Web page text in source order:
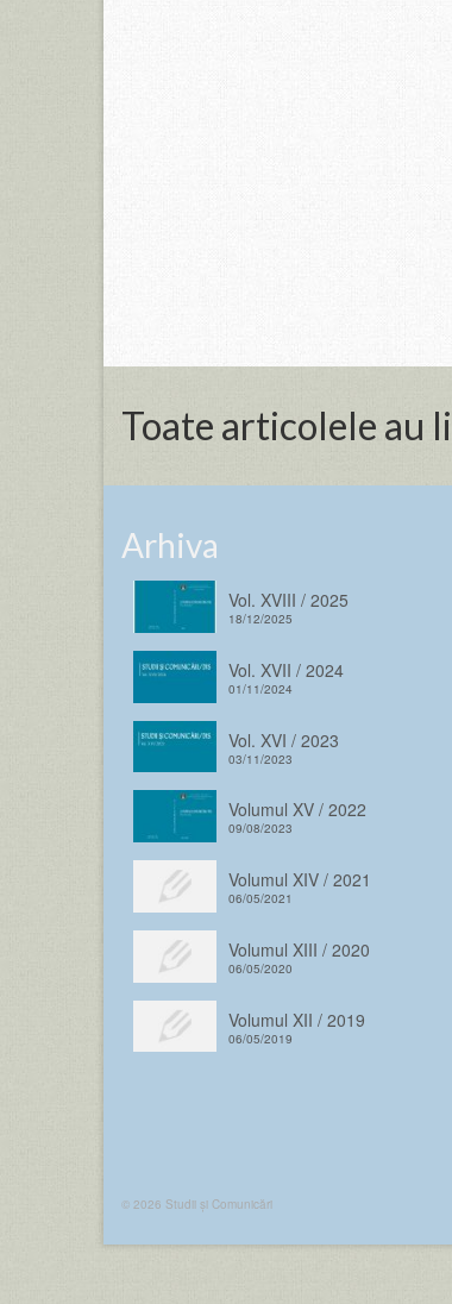
Toate articolele au
Arhiva
Vol. XVIII / 2025
18/12/2025
Vol. XVII / 2024
01/11/2024
Vol. XVI / 2023
03/11/2023
Volumul XV / 2022
09/08/2023
Volumul XIV / 2021
06/05/2021
Volumul XIII / 2020
06/05/2020
Volumul XII / 2019
06/05/2019
© 2026 Studii și Comunicări